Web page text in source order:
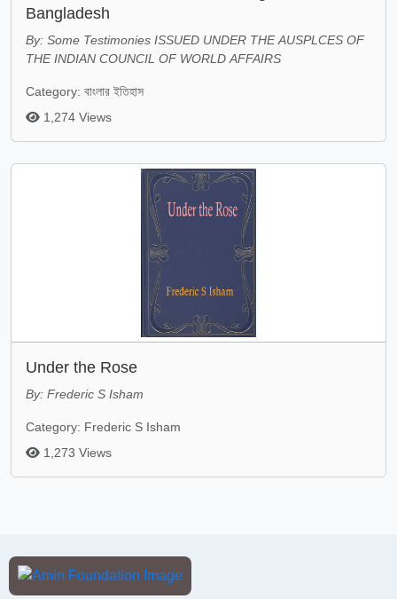
Bangladesh
By: Some Testimonies ISSUED UNDER THE AUSPLCES OF
THE INDIAN COUNCIL OF WORLD AFFAIRS
Category: বাংলার ইতিহাস
1,274 Views
Under the Rose
By: Frederic S Isham
Category: Frederic S Isham
1,273 Views